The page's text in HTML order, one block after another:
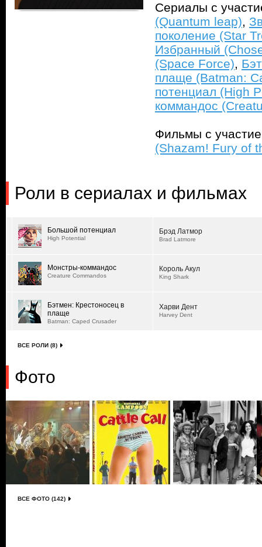
Сериалы с
(Quantum leap),
поколение (Star
Избранный
(Space Force),
плаще (Batman:
потенциал (High
коммандос
Фильмы с
(Shazam! Fury of
Роли в сериалах и фильмах
Большой потенциал
High Potential
Брэд Латмор
Brad Latmore
Монстры-коммандос
Creature Commandos
Король Акул
King Shark
Бэтмен: Крестоносец в
плаще
Batman: Caped Crusader
Харви Дент
Harvey Dent
ВСЕ РОЛИ (8)
Фото
ВСЕ ФОТО (142)